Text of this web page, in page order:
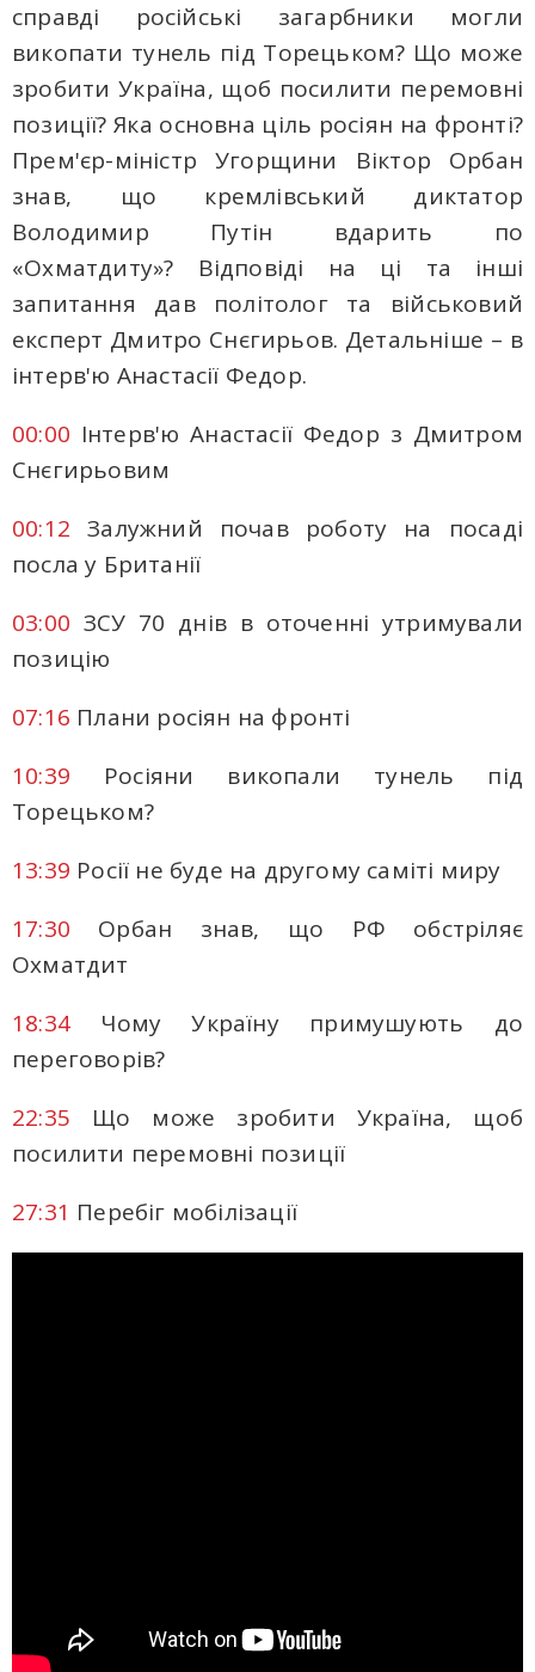
справді російські загарбники могли
викопати тунель під Торецьком? Що може
зробити Україна, щоб посилити перемовні
позиції? Яка основна ціль росіян на фронті?
Прем'єр-міністр Угорщини Віктор Орбан
знав, що кремлівський диктатор
Володимир Путін вдарить по
«Охматдиту»? Відповіді на ці та інші
запитання дав політолог та військовий
експерт Дмитро Снєгирьов. Детальніше – в
інтерв'ю Анастасії Федор.
00:00 Інтерв'ю Анастасії Федор з Дмитром
Снєгирьовим
00:12 Залужний почав роботу на посаді
посла у Британії
03:00 ЗСУ 70 днів в оточенні утримували
позицію
07:16 Плани росіян на фронті
10:39 Росіяни викопали тунель під
Торецьком?
13:39 Росії не буде на другому саміті миру
17:30 Орбан знав, що РФ обстріляє
Охматдит
18:34 Чому Україну примушують до
переговорів?
22:35 Що може зробити Україна, щоб
посилити перемовні позиції
27:31 Перебіг мобілізації